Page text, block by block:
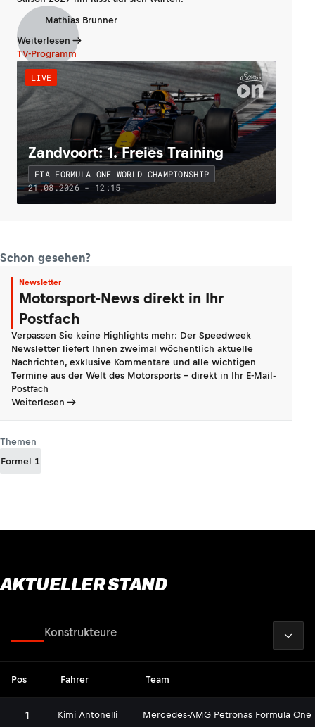
Mathias Brunner
Weiterlesen
TV-Programm
LIVE
Zandvoort: 1. Freies Training
FIA FORMULA ONE WORLD CHAMPIONSHIP
21.08.2026 - 12:15
Schon gesehen?
Newsletter
Motorsport-News direkt in Ihr
Postfach
Verpassen Sie keine Highlights mehr: Der Speedweek
Newsletter liefert Ihnen zweimal wöchentlich aktuelle
Nachrichten, exklusive Kommentare und alle wichtigen
Termine aus der Welt des Motorsports - direkt in Ihr E-Mail-
Postfach
Weiterlesen
Themen
Formel 1
AKTUELLER STAND
Konstrukteure
Pos Fahrer Team
1 Kimi Antonelli Mercedes-AMG Petronas Formula One